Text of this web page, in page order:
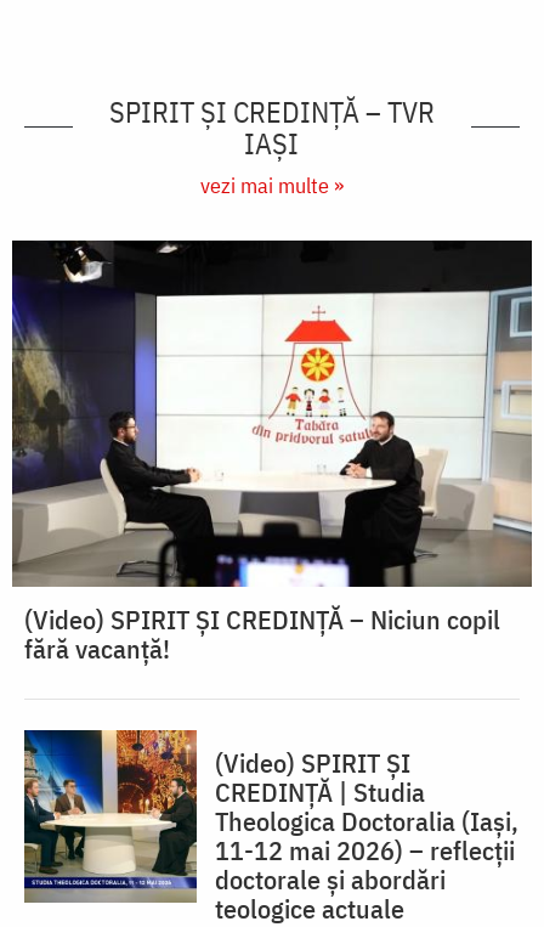
SPIRIT ȘI CREDINȚĂ – TVR
IAȘI
vezi mai multe »
(Video) SPIRIT ŞI CREDINŢĂ – Niciun copil
fără vacanţă!
(Video) SPIRIT ȘI
CREDINȚĂ | Studia
Theologica Doctoralia (Iaşi,
11-12 mai 2026) – reflecţii
doctorale şi abordări
teologice actuale